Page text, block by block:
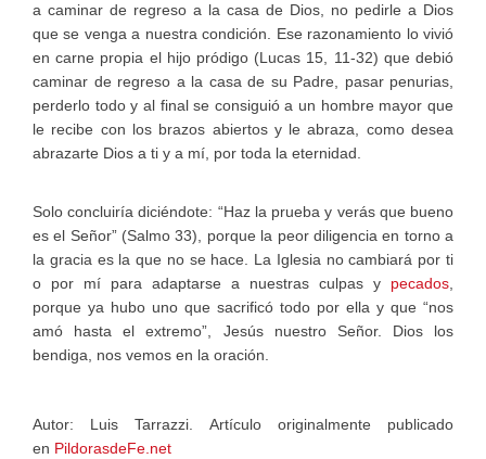
a caminar de regreso a la casa de Dios, no pedirle a Dios
que se venga a nuestra condición. Ese razonamiento lo vivió
en carne propia el hijo pródigo (Lucas 15, 11-32) que debió
caminar de regreso a la casa de su Padre, pasar penurias,
perderlo todo y al final se consiguió a un hombre mayor que
le recibe con los brazos abiertos y le abraza, como desea
abrazarte Dios a ti y a mí, por toda la eternidad.
Solo concluiría diciéndote: “Haz la prueba y verás que bueno
es el Señor” (Salmo 33), porque la peor diligencia en torno a
la gracia es la que no se hace. La Iglesia no cambiará por ti
o por mí para adaptarse a nuestras culpas y pecados,
porque ya hubo uno que sacrificó todo por ella y que “nos
amó hasta el extremo”, Jesús nuestro Señor. Dios los
bendiga, nos vemos en la oración.
Autor: Luis Tarrazzi. Artículo originalmente publicado
en PildorasdeFe.net